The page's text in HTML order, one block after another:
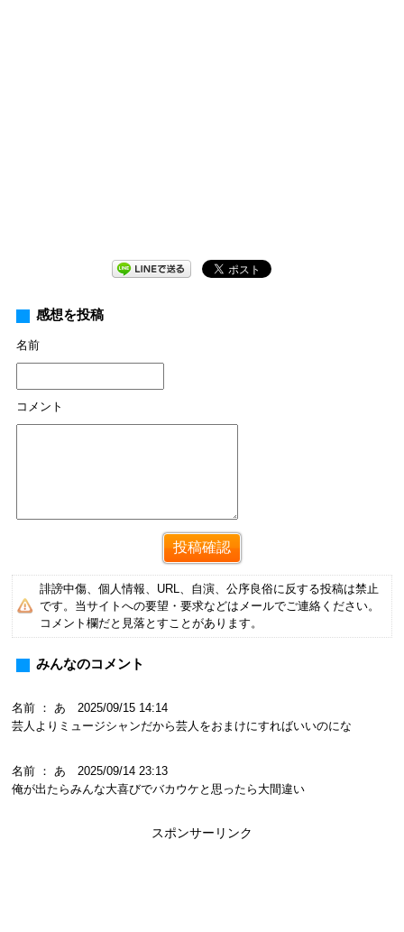
感想を投稿
名前
コメント
誹謗中傷、個人情報、URL、自演、公序良俗に反する投稿は禁止
です。当サイトへの要望・要求などはメールでご連絡ください。
コメント欄だと見落とすことがあります。
みんなのコメント
名前 ： あ 2025/09/15 14:14
芸人よりミュージシャンだから芸人をおまけにすればいいのにな
名前 ： あ 2025/09/14 23:13
俺が出たらみんな大喜びでバカウケと思ったら大間違い
スポンサーリンク